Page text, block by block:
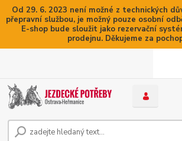
Od 29. 6. 2023 není možné z technických
přepravní službou, je možný pouze osobní
E-shop bude sloužit jako rezervační
prodejnu. Děkujeme za